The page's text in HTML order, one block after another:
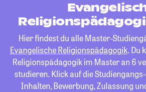
Hier findest du alle Master-
Evangelische Religionspädagogik. Du
Religionspädagogik im Master an 6
studieren. Klick auf die
Inhalten, Bewerbung, Zulassung